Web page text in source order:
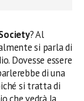
? Al
si parla di
Dovesse essere
di una
si tratta di